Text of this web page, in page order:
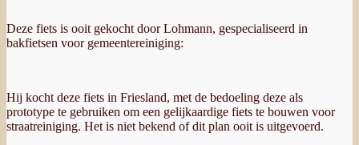
Deze fiets is ooit gekocht door Lohmann, gespecialiseerd in
bakfietsen voor gemeentereiniging:
Hij kocht deze fiets in Friesland, met de bedoeling deze als
prototype te gebruiken om een gelijkaardige fiets te bouwen voor
straatreiniging. Het is niet bekend of dit plan ooit is uitgevoerd.